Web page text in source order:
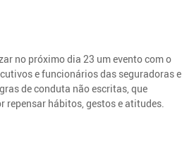
no próximo dia 23 um evento com o
e funcionários das seguradoras e
de conduta não escritas, que
repensar hábitos, gestos e atitudes.